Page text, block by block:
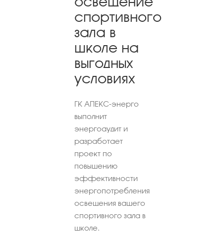
спортивного
зала в
школе на
выгодных
условиях
ГК АПЕКС-энерго
выполнит
энергоаудит и
разработает
проект по
повышению
эффективности
энергопотребления
освещения вашего
спортивного зала в
школе.